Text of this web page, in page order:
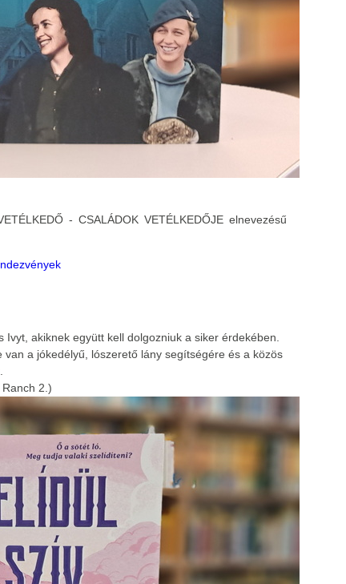
- CSALÁDOK VETÉLKEDŐJE elnevezésű
akiknek együtt kell dolgozniuk a siker érdekében.
a jókedélyű, lószerető lány segítségére és a közös
2.)